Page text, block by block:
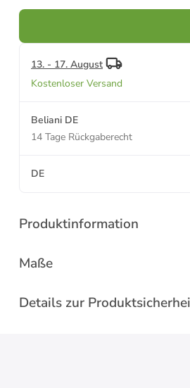
(W) 58 x (H)
13. - 17. August
Kostenloser Versand
Beliani DE
14 Tage Rückgaberecht
DE
Produktinformation
Maße
Details zur